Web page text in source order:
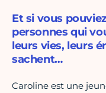
Et si vous
personnes qui
leurs vies, leurs
sachent…
Caroline est une